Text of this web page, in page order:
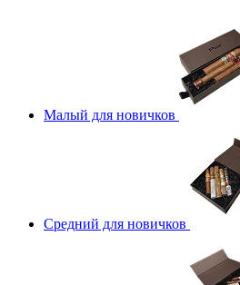
Малый для новичков
Средний для новичков